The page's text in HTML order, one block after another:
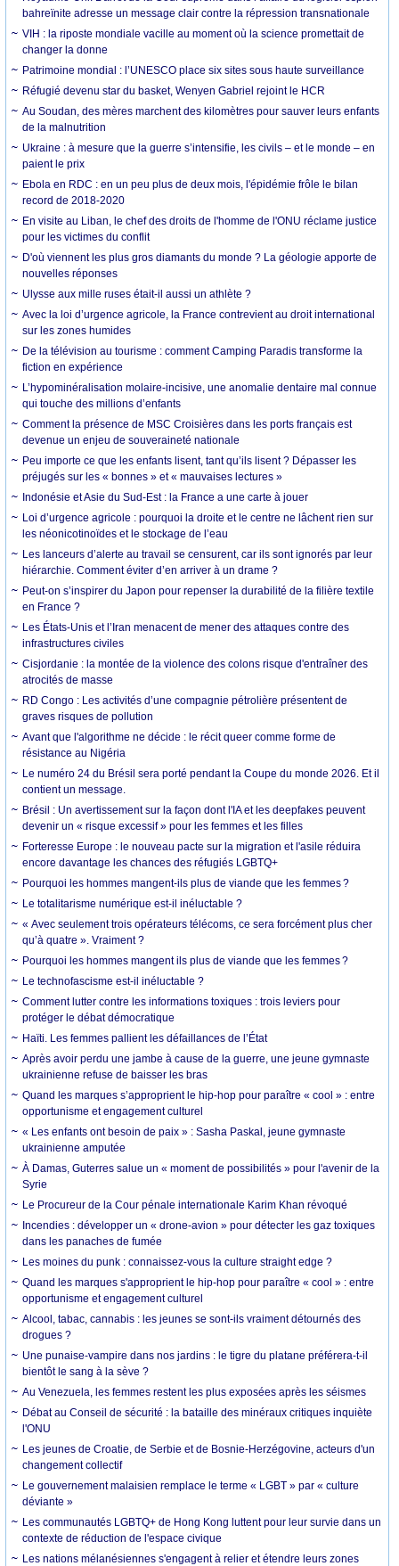
bahreïnite adresse un message clair contre la répression transnationale
VIH : la riposte mondiale vacille au moment où la science promettait de
changer la donne
Patrimoine mondial : l’UNESCO place six sites sous haute surveillance
Réfugié devenu star du basket, Wenyen Gabriel rejoint le HCR
Au Soudan, des mères marchent des kilomètres pour sauver leurs enfants
de la malnutrition
Ukraine : à mesure que la guerre s’intensifie, les civils – et le monde – en
paient le prix
Ebola en RDC : en un peu plus de deux mois, l'épidémie frôle le bilan
record de 2018-2020
En visite au Liban, le chef des droits de l'homme de l'ONU réclame justice
pour les victimes du conflit
D'où viennent les plus gros diamants du monde ? La géologie apporte de
nouvelles réponses
Ulysse aux mille ruses était-il aussi un athlète ?
Avec la loi d’urgence agricole, la France contrevient au droit international
sur les zones humides
De la télévision au tourisme : comment Camping Paradis transforme la
fiction en expérience
L’hypominéralisation molaire-incisive, une anomalie dentaire mal connue
qui touche des millions d’enfants
Comment la présence de MSC Croisières dans les ports français est
devenue un enjeu de souveraineté nationale
Peu importe ce que les enfants lisent, tant qu’ils lisent ? Dépasser les
préjugés sur les « bonnes » et « mauvaises lectures »
Indonésie et Asie du Sud-Est : la France a une carte à jouer
Loi d’urgence agricole : pourquoi la droite et le centre ne lâchent rien sur
les néonicotinoïdes et le stockage de l’eau
Les lanceurs d’alerte au travail se censurent, car ils sont ignorés par leur
hiérarchie. Comment éviter d’en arriver à un drame ?
Peut-on s’inspirer du Japon pour repenser la durabilité de la filière textile
en France ?
Les États-Unis et l’Iran menacent de mener des attaques contre des
infrastructures civiles
Cisjordanie : la montée de la violence des colons risque d'entraîner des
atrocités de masse
RD Congo : Les activités d’une compagnie pétrolière présentent de
graves risques de pollution
Avant que l'algorithme ne décide : le récit queer comme forme de
résistance au Nigéria
Le numéro 24 du Brésil sera porté pendant la Coupe du monde 2026. Et il
contient un message.
Brésil : Un avertissement sur la façon dont l'IA et les deepfakes peuvent
devenir un « risque excessif » pour les femmes et les filles
Forteresse Europe : le nouveau pacte sur la migration et l'asile réduira
encore davantage les chances des réfugiés LGBTQ+
Pourquoi les hommes mangent-ils plus de viande que les femmes ?
Le totalitarisme numérique est-il inéluctable ?
« Avec seulement trois opérateurs télécoms, ce sera forcément plus cher
qu’à quatre ». Vraiment ?
Pourquoi les hommes mangent ils plus de viande que les femmes ?
Le technofascisme est-il inéluctable ?
Comment lutter contre les informations toxiques : trois leviers pour
protéger le débat démocratique
Haïti. Les femmes pallient les défaillances de l’État
Après avoir perdu une jambe à cause de la guerre, une jeune gymnaste
ukrainienne refuse de baisser les bras
Quand les marques s’approprient le hip-hop pour paraître « cool » : entre
opportunisme et engagement culturel
« Les enfants ont besoin de paix » : Sasha Paskal, jeune gymnaste
ukrainienne amputée
À Damas, Guterres salue un « moment de possibilités » pour l'avenir de la
Syrie
Le Procureur de la Cour pénale internationale Karim Khan révoqué
Incendies : développer un « drone-avion » pour détecter les gaz toxiques
dans les panaches de fumée
Les moines du punk : connaissez-vous la culture straight edge ?
Quand les marques s'approprient le hip-hop pour paraître « cool » : entre
opportunisme et engagement culturel
Alcool, tabac, cannabis : les jeunes se sont-ils vraiment détournés des
drogues ?
Une punaise-vampire dans nos jardins : le tigre du platane préférera-t-il
bientôt le sang à la sève ?
Au Venezuela, les femmes restent les plus exposées après les séismes
Débat au Conseil de sécurité : la bataille des minéraux critiques inquiète
l'ONU
Les jeunes de Croatie, de Serbie et de Bosnie-Herzégovine, acteurs d'un
changement collectif
Le gouvernement malaisien remplace le terme « LGBT » par « culture
déviante »
Les communautés LGBTQ+ de Hong Kong luttent pour leur survie dans un
contexte de réduction de l'espace civique
Les nations mélanésiennes s'engagent à relier et étendre leurs zones